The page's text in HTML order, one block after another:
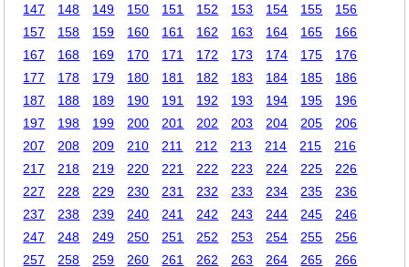
147
148 149 150 151 152 153 154 155
156
157
158 159 160 161 162 163 164 165
166
167
168 169 170 171 172 173 174 175
176
177
178 179 180 181 182 183 184 185
186
187
188 189 190 191 192 193 194 195
196
197
198 199 200 201 202 203 204 205
206
207
208 209 210 211 212 213 214 215
216
217
218 219 220 221 222 223 224 225
226
227
228 229 230 231 232 233 234 235
236
237
238 239 240 241 242 243 244 245
246
247
248 249 250 251 252 253 254 255
256
257
258 259 260 261 262 263 264 265 266